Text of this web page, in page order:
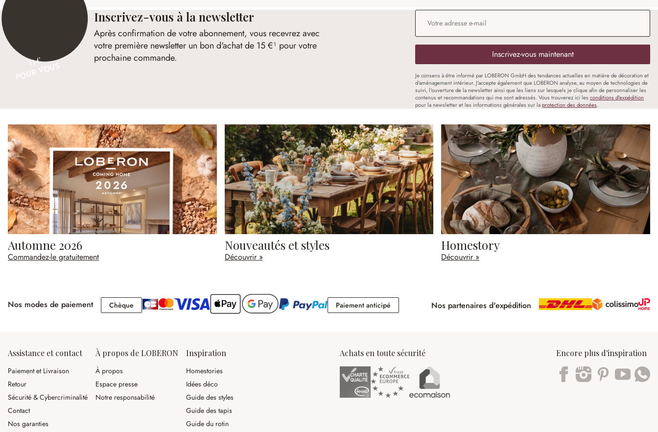
15 €
Inscrivez-vous à la newsletter
Après confirmation de votre abonnement, vous recevrez avec
votre première newsletter un bon d'achat de 15 €¹ pour votre
prochaine commande.
Adresse e-mail
Inscrivez-vous maintenant
Je consens à être informé par LOBERON GmbH des tendances actuelles en matière de décoration et
d'aménagement intérieur. J'accepte également que LOBERON analyse, au moyen de technologies de
suivi, l'ouverture de la newsletter ainsi que les liens sur lesquels je clique afin de personnaliser les
contenus et recommandations qui me sont adressés. Vous trouverez ici les conditions d'expédition
pour la newsletter et les informations générales sur laprotection des données.
Automne 2026
Commandez-le gratuitement
Nouveautés et styles
Découvrir »
Homestory
Découvrir »
Nos modes de paiement Chèque Chèque Paiement anticipéPaiement anticipéNos partenaires d'expédition
Assistance et contact
Paiement et Livraison
Retour
Sécurité & Cybercriminalité
Contact
Nos garanties
À propos de LOBERON
À propos
Espace presse
Notre responsabilité
Inspiration
Homestories
Idées déco
Guide des styles
Guide des tapis
Guide du rotin
Achats en toute sécurité Encore plus d'inspiration